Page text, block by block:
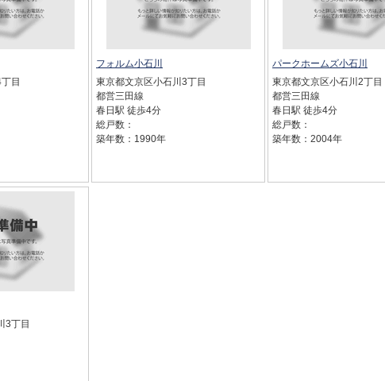
目
フォルム小石川
東京都文京区小石川3丁目
都営三田線
春日駅 徒歩4分
総戸数：
築年数：1990年
パークホームズ小石川
東京都文京区小石川2丁目
都営三田線
春日駅 徒歩4分
総戸数：
築年数：2004年
3丁目